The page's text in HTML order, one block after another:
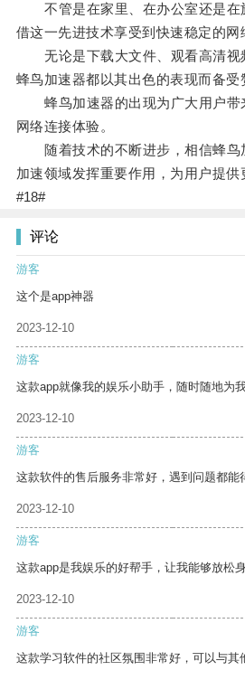
不管是在家里、在办公室还是在
借这一先进技术享受到快速稳定的网
无论是下载大文件、观看高清视
蜂鸟加速器都以其出色的表现而备受
蜂鸟加速器的出现为广大用户带
网络连接体验。
随着技术的不断进步，相信蜂鸟
加速领域发挥重要作用，为用户提供
#18#
评论
游客
这个是app神器
2023-12-10
游客
这款app就像我的娱乐小助手，随时随地为
2023-12-10
游客
这款软件的售后服务非常好，遇到问题都能
2023-12-10
游客
这款app是我娱乐的好帮手，让我能够放松
2023-12-10
游客
这款学习软件的社区氛围非常好，可以与其